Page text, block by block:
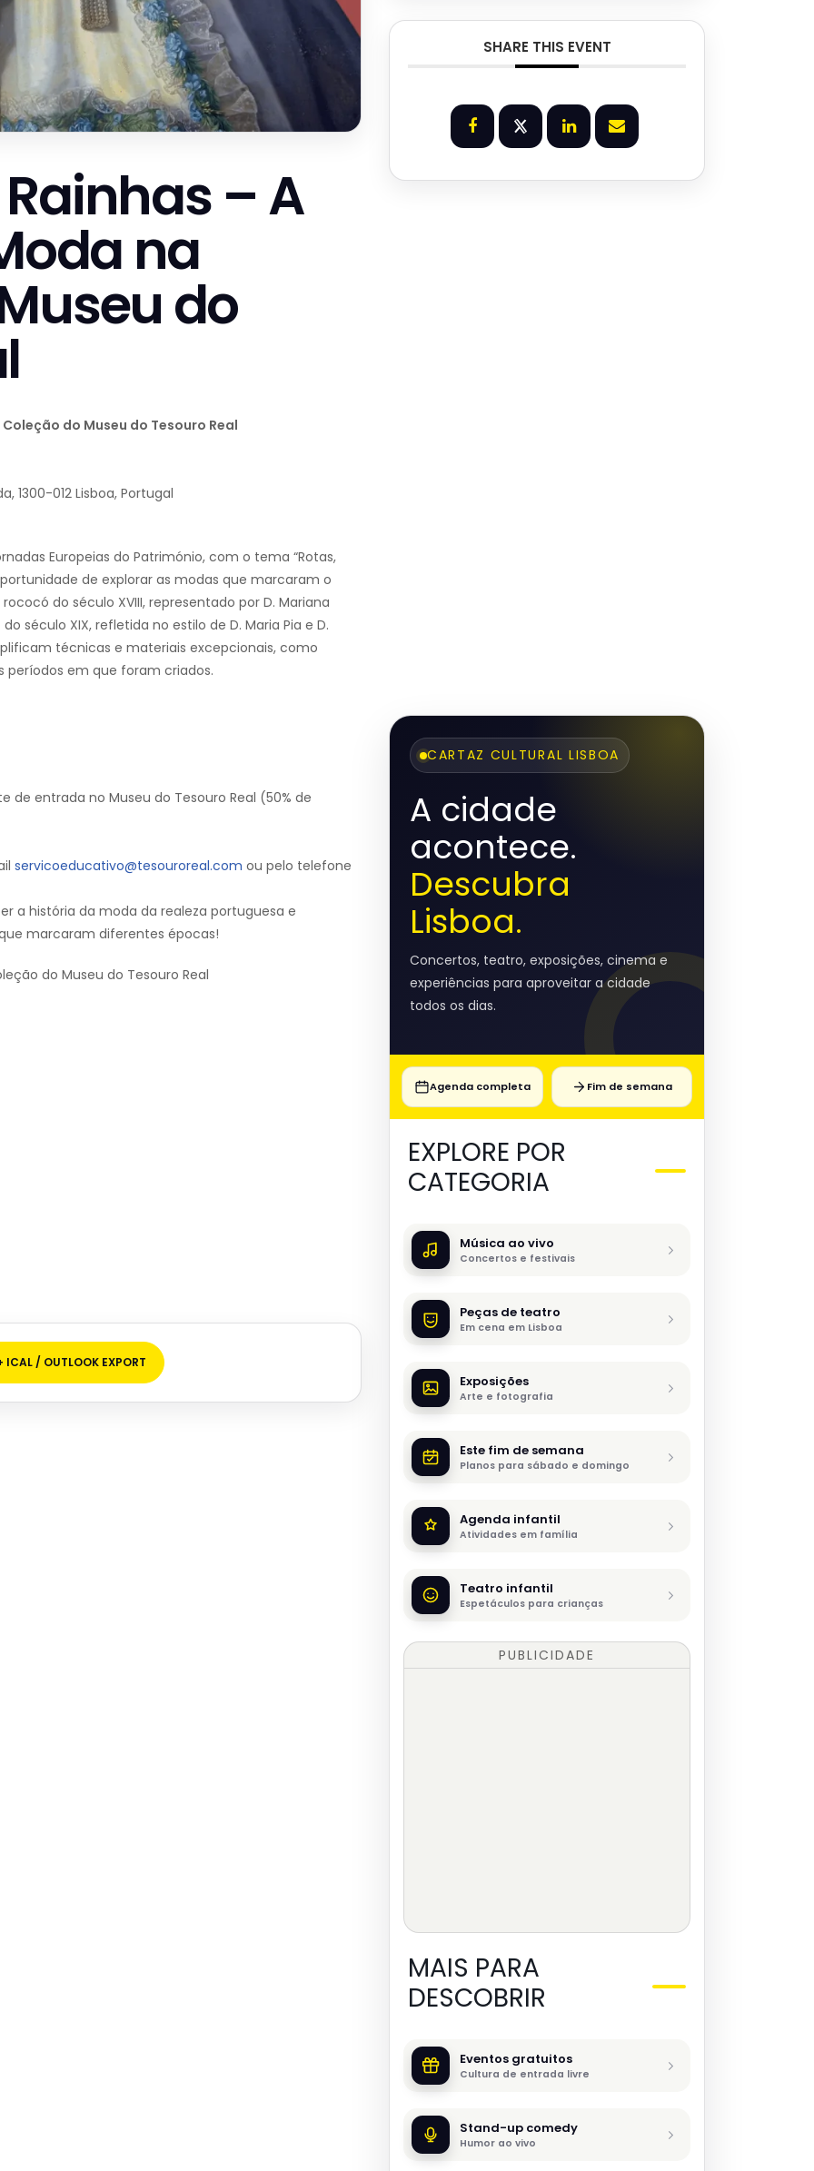
– A
na
do
do Museu do Tesouro Real
1300-012 Lisboa, Portugal
Europeias do Património, com o tema “Rotas,
de explorar as modas que marcaram o
do século XVIII, representado por D. Mariana
século XIX, refletida no estilo de D. Maria Pia e D.
técnicas e materiais excepcionais, como
em que foram criados.
entrada no Museu do Tesouro Real (50% de
servicoeducativo@tesouroreal.com ou pelo telefone
a história da moda da realeza portuguesa e
marcaram diferentes épocas!
do Museu do Tesouro Real
ICAL / OUTLOOK EXPORT
SHARE THIS EVENT
CARTAZ CULTURAL LISBOA
A cidade
acontece.
Descubra
Lisboa.
Concertos, teatro, exposições, cinema e
experiências para aproveitar a cidade
todos os dias.
Agenda completa Fim de semana
EXPLORE POR
CATEGORIA
Música ao vivo
Concertos e festivais
Peças de teatro
Em cena em Lisboa
Exposições
Arte e fotografia
Este fim de semana
Planos para sábado e domingo
Agenda infantil
Atividades em família
Teatro infantil
Espetáculos para crianças
PUBLICIDADE
MAIS PARA
DESCOBRIR
Eventos gratuitos
Cultura de entrada livre
Stand-up comedy
Humor ao vivo